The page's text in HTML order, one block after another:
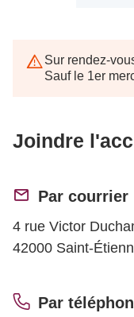
Sur rendez-
Sauf le 1er
Joindre
Par courrier
4 rue Victor
42000 Saint-
Par